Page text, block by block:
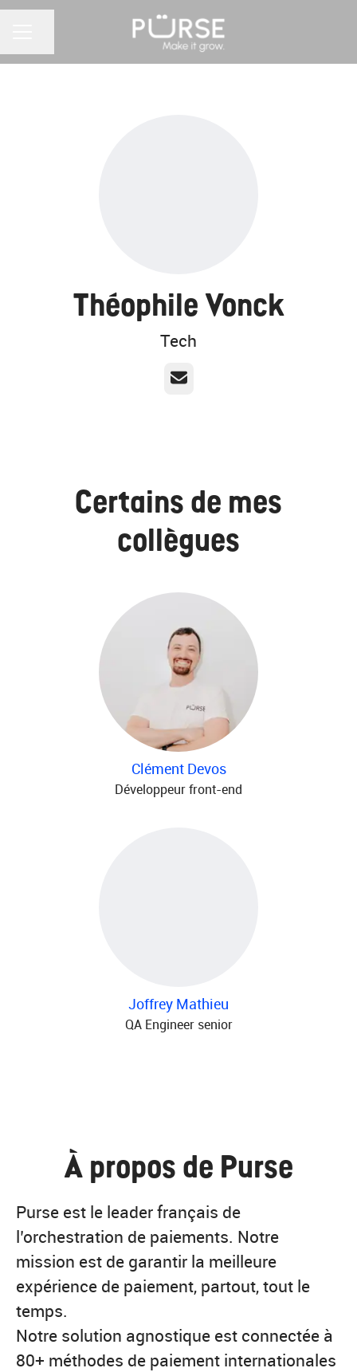
Théophile Vonck
Tech
E-mail
Certains de mes
collègues
Clément Devos
Développeur front-end
Joffrey Mathieu
QA Engineer senior
À propos de Purse
Purse est le leader français de
l’orchestration de paiements. Notre
mission est de garantir la meilleure
expérience de paiement, partout, tout le
temps.
Notre solution agnostique est connectée à
80+ méthodes de paiement internationales